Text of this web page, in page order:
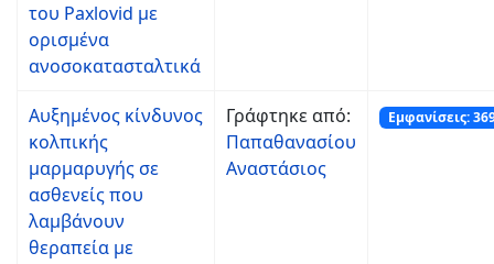
του Paxlovid με
ορισμένα
ανοσοκατασταλτικά
Αυξημένος κίνδυνος
κολπικής
μαρμαρυγής σε
ασθενείς που
λαμβάνουν
θεραπεία με
Γράφτηκε από:
Παπαθανασίου
Αναστάσιος
Εμφανίσεις: